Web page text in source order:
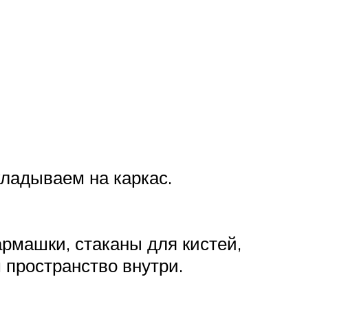
на каркас.
стаканы для кистей,
внутри.